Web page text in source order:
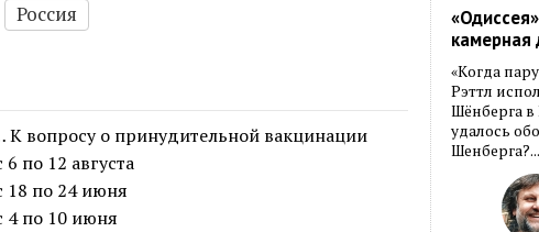
Россия
вопросу о принудительной вакцинации
по 12 августа
18 по 24 июня
4 по 10 июня
камерная
«Когда
Рэттл
Шёнберга в
удалось